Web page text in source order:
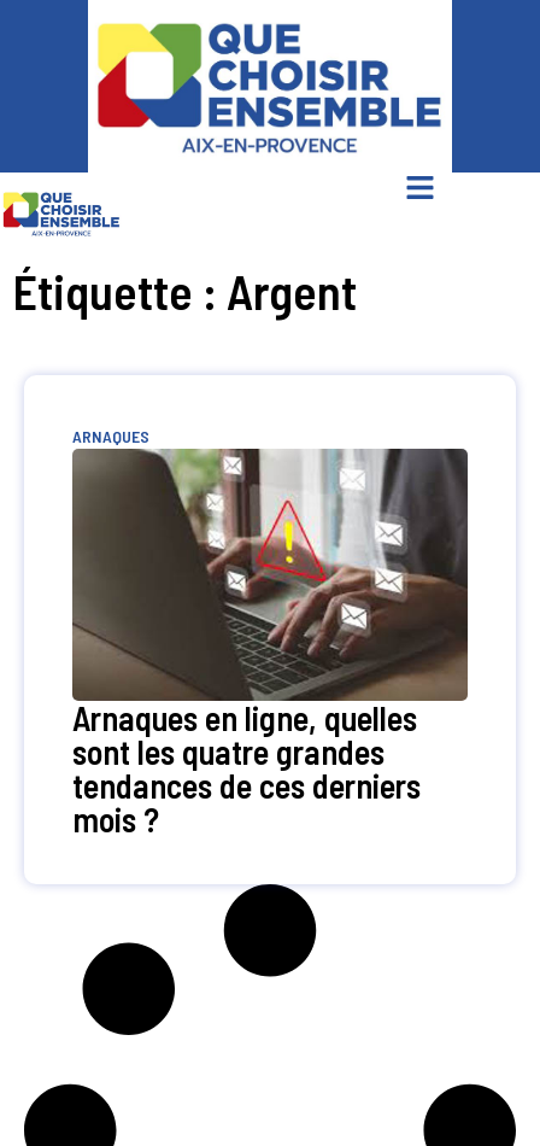
Étiquette : Argent
ARNAQUES
Arnaques en ligne, quelles
sont les quatre grandes
tendances de ces derniers
mois ?